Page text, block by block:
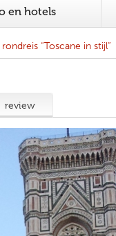
en hotels
“Toscane in stijl”
review